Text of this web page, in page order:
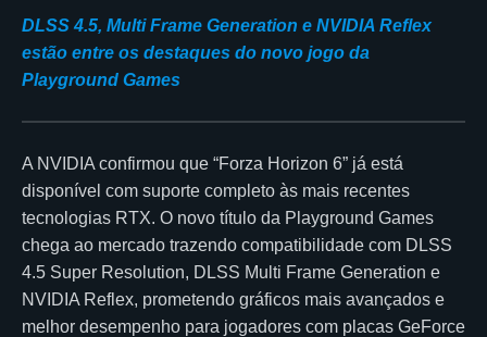
DLSS 4.5, Multi Frame Generation e NVIDIA Reflex
estão entre os destaques do novo jogo da
Playground Games
A NVIDIA confirmou que “Forza Horizon 6” já está
disponível com suporte completo às mais recentes
tecnologias RTX. O novo título da Playground Games
chega ao mercado trazendo compatibilidade com DLSS
4.5 Super Resolution, DLSS Multi Frame Generation e
NVIDIA Reflex, prometendo gráficos mais avançados e
melhor desempenho para jogadores com placas GeForce